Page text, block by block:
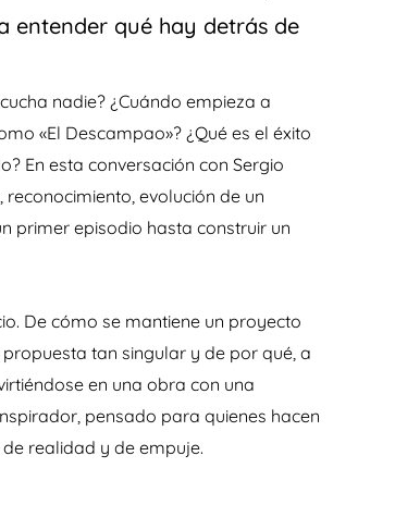
entender qué hay detrás de
nadie? ¿Cuándo empieza a
«El Descampao»? ¿Qué es el éxito
En esta conversación con Sergio
evolución de un
primer episodio hasta construir un
De cómo se mantiene un proyecto
tan singular y de por qué, a
en una obra con una
pensado para quienes hacen
realidad y de empuje.